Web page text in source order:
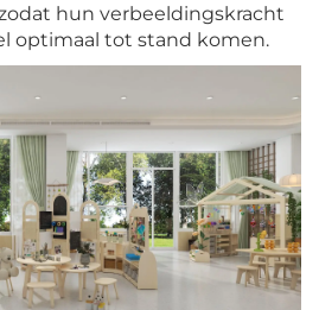
hun verbeeldingskracht
optimaal tot stand komen.